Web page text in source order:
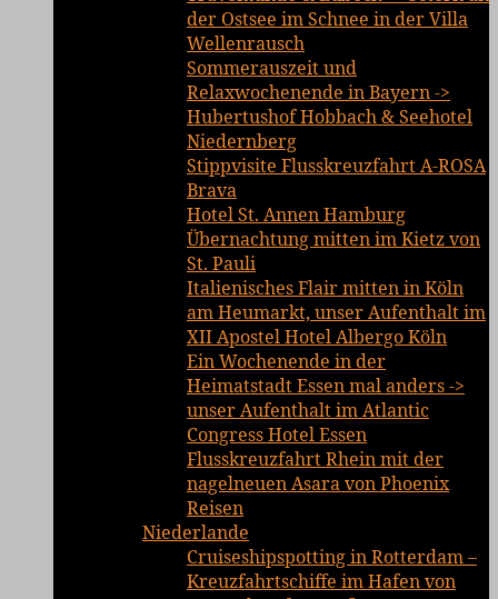
der Ostsee im Schnee in der Villa
Wellenrausch
Sommerauszeit und
Relaxwochenende in Bayern ->
Hubertushof Hobbach & Seehotel
Niedernberg
Stippvisite Flusskreuzfahrt A-ROSA
Brava
Hotel St. Annen Hamburg
Übernachtung mitten im Kietz von
St. Pauli
Italienisches Flair mitten in Köln
am Heumarkt, unser Aufenthalt im
XII Apostel Hotel Albergo Köln
Ein Wochenende in der
Heimatstadt Essen mal anders ->
unser Aufenthalt im Atlantic
Congress Hotel Essen
Flusskreuzfahrt Rhein mit der
nagelneuen Asara von Phoenix
Reisen
Niederlande
Cruiseshipspotting in Rotterdam –
Kreuzfahrtschiffe im Hafen von